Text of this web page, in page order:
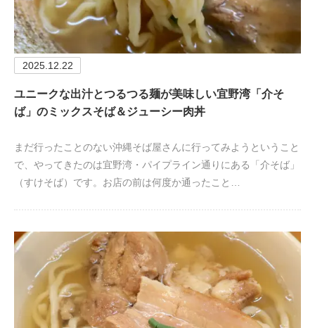
2025.12.22
ユニークな出汁とつるつる麺が美味しい宜野湾「介そ
ば」のミックスそば＆ジューシー肉丼
まだ行ったことのない沖縄そば屋さんに行ってみようということ
で、やってきたのは宜野湾・パイプライン通りにある「介そば」
（すけそば）です。お店の前は何度か通ったこと…